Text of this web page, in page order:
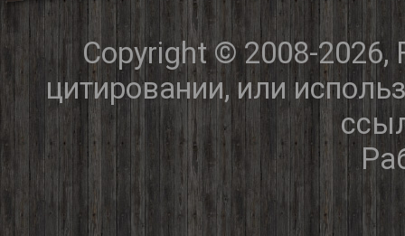
Copyright © 2008-
цитировании, или